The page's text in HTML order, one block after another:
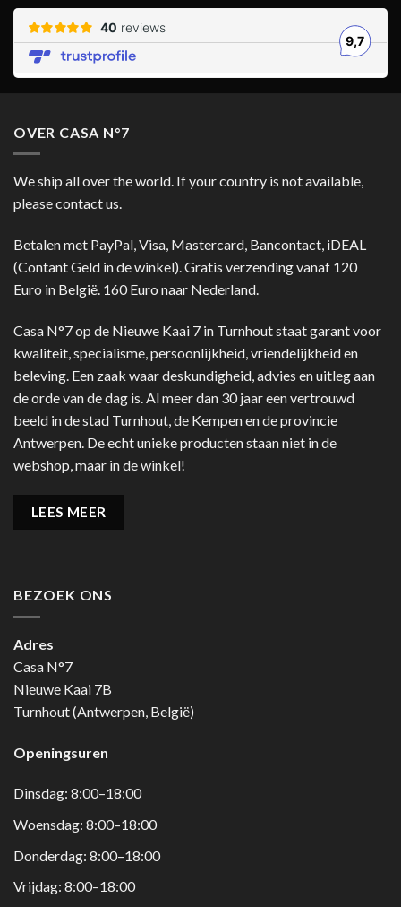
OVER CASA N°7
We ship all over the world. If your country is not available,
please contact us.
Betalen met PayPal, Visa, Mastercard, Bancontact, iDEAL
(Contant Geld in de winkel). Gratis verzending vanaf 120
Euro in België. 160 Euro naar Nederland.
Casa N°7 op de Nieuwe Kaai 7 in Turnhout staat garant voor
kwaliteit, specialisme, persoonlijkheid, vriendelijkheid en
beleving. Een zaak waar deskundigheid, advies en uitleg aan
de orde van de dag is. Al meer dan 30 jaar een vertrouwd
beeld in de stad Turnhout, de Kempen en de provincie
Antwerpen. De echt unieke producten staan niet in de
webshop, maar in de winkel!
LEES MEER
BEZOEK ONS
Adres
Casa N°7
Nieuwe Kaai 7B
Turnhout (Antwerpen, België)
Openingsuren
Dinsdag: 8:00–18:00
Woensdag: 8:00–18:00
Donderdag: 8:00–18:00
Vrijdag: 8:00–18:00